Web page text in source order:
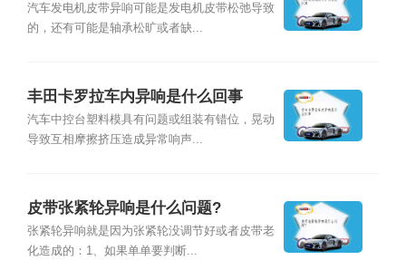
汽车发电机皮带异响可能是发电机皮带松弛导致
的，还有可能是轴承松旷或者缺...
丰田卡罗拉车内异响是什么回事
汽车中控台塑料模具有问题或组装有错位，晃动
导致互相摩擦挤压造成异常响声...
皮带张紧轮异响是什么问题?
张紧轮异响就是因为张紧轮没调节好或者皮带老
化造成的：1、如果单单要判断...